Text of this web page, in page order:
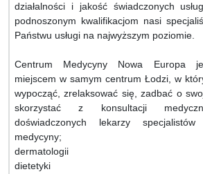
działalności i jakość świadczonych
podnoszonym kwalifikacjom nasi
Państwu usługi na najwyższym poziomie.
Centrum Medycyny Nowa Europa
miejscem w samym centrum Łodzi, w
wypocząć, zrelaksować się, zadbać o
skorzystać z konsultacji
doświadczonych lekarzy
medycyny;
dermatologii
dietetyki